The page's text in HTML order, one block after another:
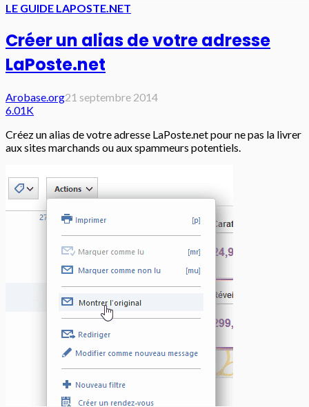
LE GUIDE LAPOSTE.NET
Créer un alias de votre adresse
LaPoste.net
Arobase.org21 septembre 2014
6.01K
Créez un alias de votre adresse LaPoste.net pour ne pas la livrer
aux sites marchands ou aux spammeurs potentiels.